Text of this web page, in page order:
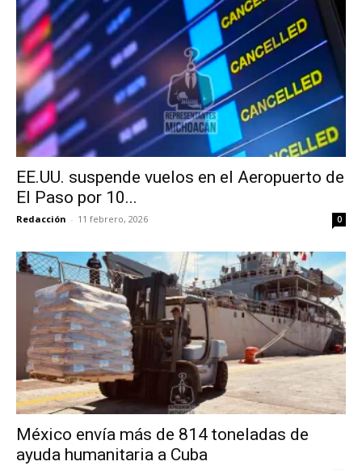
EE.UU. suspende vuelos en el Aeropuerto de
El Paso por 10...
Redacción - 11 febrero, 2026 0
México envía más de 814 toneladas de
ayuda humanitaria a Cuba